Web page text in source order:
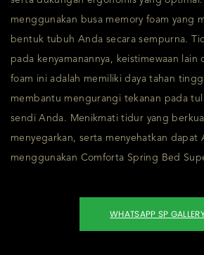
menggunakan busa memory foam yang
bentuk tubuh Anda secara sempurna.
pada kenyamanannya, keistimewaan lain
foam ini adalah memiliki daya tahan
membantu mengurangi tekanan pada
sendi Anda. Menikmati tidur yang
menyegarkan, serta menyehatkan dapat
menggunakan Comforta Spring Bed
WHATSAPP SP